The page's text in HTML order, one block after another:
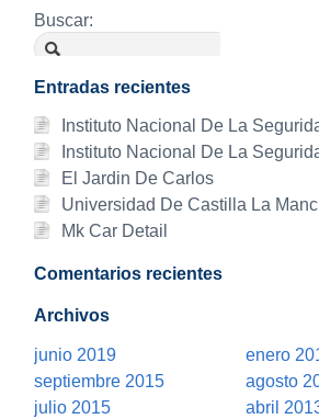
Buscar:
Entradas recientes
Instituto Nacional De La
Instituto Nacional De La
El Jardin De Carlos
Universidad De Castilla La
Mk Car Detail
Comentarios recientes
Archivos
junio 2019
enero
septiembre 2015
agosto
julio 2015
abril